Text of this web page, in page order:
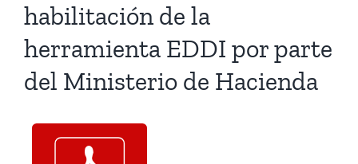
habilitación de la
herramienta EDDI por parte
del Ministerio de Hacienda